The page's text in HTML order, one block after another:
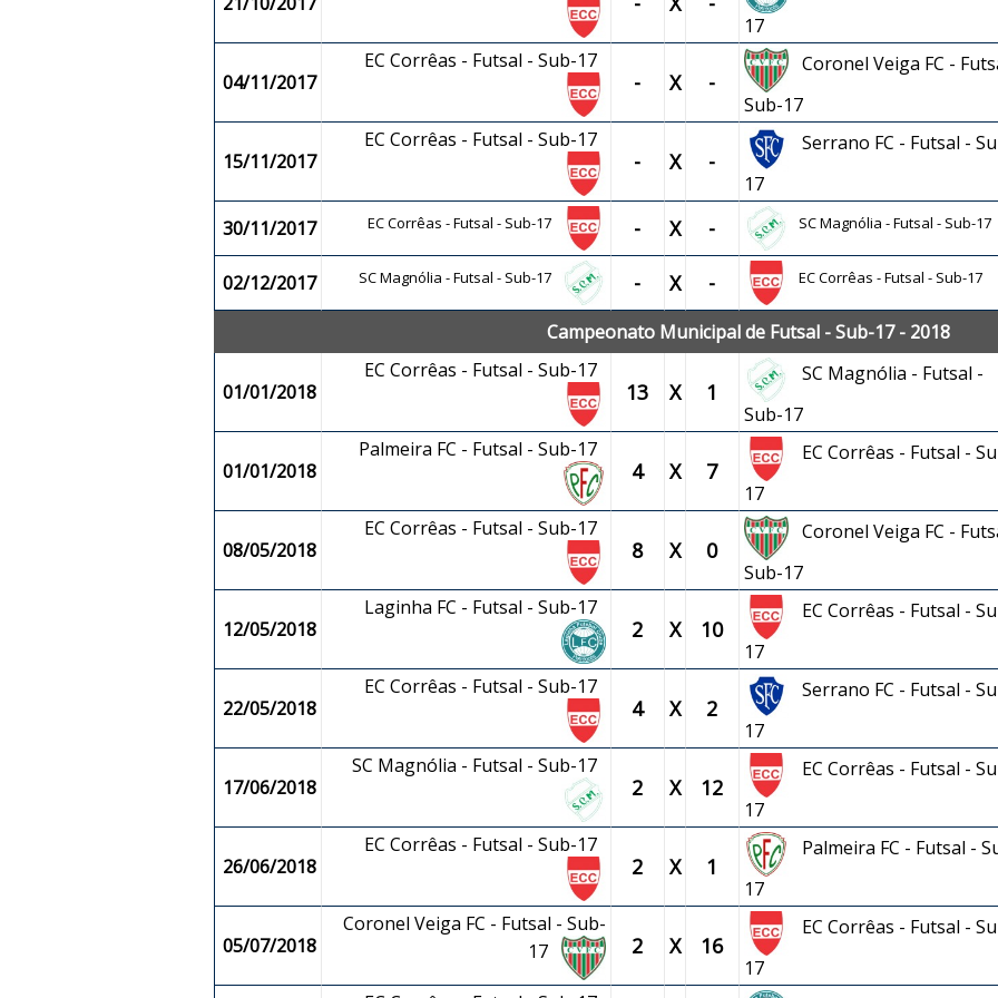
17
04/11/2017
EC Corrêas - Futsal - Sub-17
- X -
Coronel Veiga FC -
Sub-17
15/11/2017
EC Corrêas - Futsal - Sub-17
- X -
Serrano FC - Futsal -
17
30/11/2017
EC Corrêas - Futsal - Sub-17 - X - SC Magnólia - Futsal - Sub-17
02/12/2017 SC Magnólia - Futsal - Sub-17 - X - EC Corrêas - Futsal - Sub-17
Campeonato Municipal de Futsal - Sub-17 - 2018
01/01/2018
EC Corrêas - Futsal - Sub-17
13 X 1
SC Magnólia - Futsal -
Sub-17
01/01/2018
Palmeira FC - Futsal - Sub-17
4 X 7
EC Corrêas - Futsal -
17
08/05/2018
EC Corrêas - Futsal - Sub-17
8 X 0
Coronel Veiga FC -
Sub-17
12/05/2018
Laginha FC - Futsal - Sub-17
2 X 10
EC Corrêas - Futsal -
17
22/05/2018
EC Corrêas - Futsal - Sub-17
4 X 2
Serrano FC - Futsal -
17
17/06/2018
SC Magnólia - Futsal - Sub-17
2 X 12
EC Corrêas - Futsal -
17
26/06/2018
EC Corrêas - Futsal - Sub-17
2 X 1
Palmeira FC - Futsal -
17
05/07/2018
Coronel Veiga FC - Futsal - Sub-
17
2 X 16
EC Corrêas - Futsal -
17